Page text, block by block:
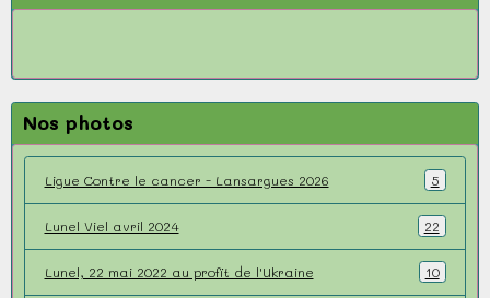
Nos photos
Ligue Contre le cancer - Lansargues 2026 5
Lunel Viel avril 2024 22
Lunel, 22 mai 2022 au profit de l'Ukraine 10